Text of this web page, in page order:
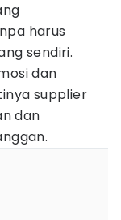
harus
sendiri.
dan
supplier
dan